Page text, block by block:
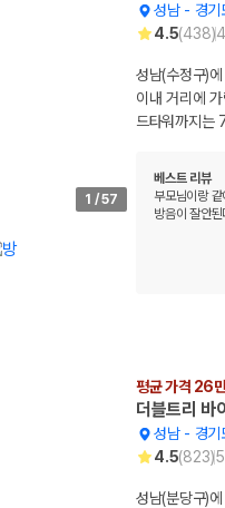
1 /57
성남- 경
4.5(438)
성남(수정구)
이내 거리에
드타워까지는
베스트 리뷰
부모님이랑
방음이 잘안
평균 가격 26
더블트리 바
성남- 경기
4.5(823)5
성남(분당구)